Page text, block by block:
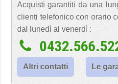
Acquisti garantiti da una
clienti telefonico con orario
dal lunedì al venerdì :
Altri contatti Le